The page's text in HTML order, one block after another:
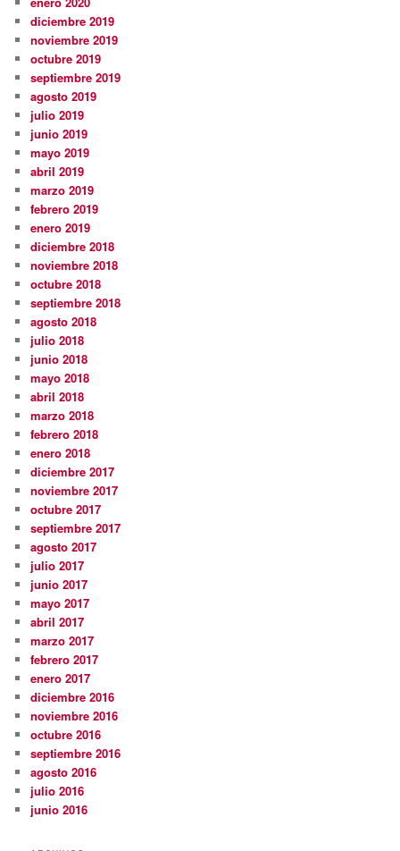
diciembre 2019
noviembre 2019
octubre 2019
septiembre 2019
agosto 2019
julio 2019
junio 2019
mayo 2019
abril 2019
marzo 2019
febrero 2019
enero 2019
diciembre 2018
noviembre 2018
octubre 2018
septiembre 2018
agosto 2018
julio 2018
junio 2018
mayo 2018
abril 2018
marzo 2018
febrero 2018
enero 2018
diciembre 2017
noviembre 2017
octubre 2017
septiembre 2017
agosto 2017
julio 2017
junio 2017
mayo 2017
abril 2017
marzo 2017
febrero 2017
enero 2017
diciembre 2016
noviembre 2016
octubre 2016
septiembre 2016
agosto 2016
julio 2016
junio 2016